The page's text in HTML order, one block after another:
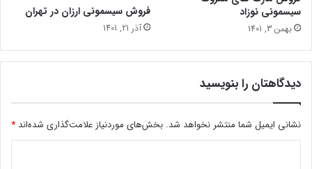
سیسمونی نوزاد
بهمن 3, 1401
فروش سیسمونی ارزان در تهران
آذر 21, 1401
دیدگاهتان را بنویسید
نشانی ایمیل شما منتشر نخواهد شد. بخش‌های موردنیاز علامت‌گذاری شده‌اند *